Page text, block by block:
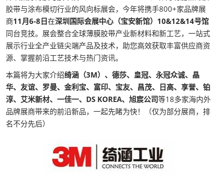
胶带与涂布模切行业的风向标展会，今年将携手800+家品牌展
商11月6-8日在深圳国际会展中心（宝安新馆）10&12&14号馆
同台竞技。展会整合全球薄膜胶带产业新材料和新工艺，一站式
展示行业全产业链尖端产品及技术，助您高效获取丰富供应商资
源、掌握前沿工艺技术与热门资讯。
本篇将为大家介绍绮涵（3M）、德莎、皇冠、永冠众诚、晶
华、友谊、罗曼、金利宝、富印、宝友、昌茂、日高、享誉、铂
淳、艾米新材、一佳一、DS KOREA、旭宸公司等18多家海内外
品牌展商带来的前沿新品，一起先睹为快！（仅为部分展商，排
名不分先后）